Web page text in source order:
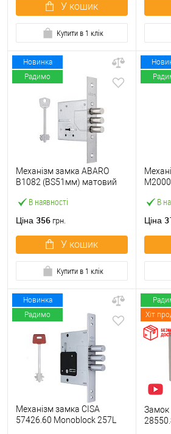
У кошик
Купити в 1 клік
Новинка
Радимо
В наявності
Механізм замка ABARO
B1082 (BS51мм) матовий
Ціна 356 грн.
У кошик
Купити в 1 клік
В
Ціна
Новинка
Радимо
Механізм замка CISA
57426.60 Monoblock 257L
Хіт
Замок